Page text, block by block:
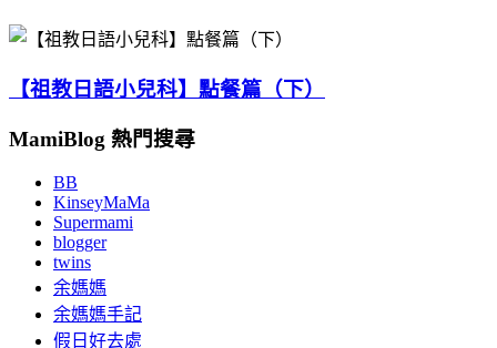
【祖教日語小兒科】點餐篇（下）
MamiBlog 熱門搜尋
BB
KinseyMaMa
Supermami
blogger
twins
余媽媽
余媽媽手記
假日好去處